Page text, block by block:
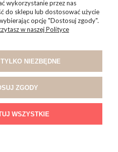
KONTO
NAS
wykorzystanie przez nas
do sklepu lub dostosować użycie
opcję "Dostosuj zgody".
w naszej Polityce
NIEZBĘDNE
ZGODY
WSZYSTKIE